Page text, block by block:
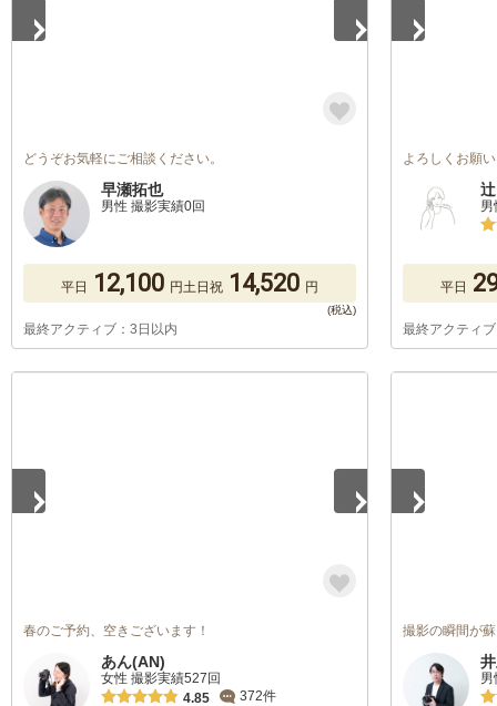
どうぞお気軽にご相談ください。
早瀬拓也
男性 撮影実績0回
平日 12,100 円土日祝 14,520 円
最終アクティブ：3日以内
よろしくお願
平日
最終アクティ
春のご予約、空きございます！
あん(AN)
女性 撮影実績527回
4.85
372件
撮影の瞬間が